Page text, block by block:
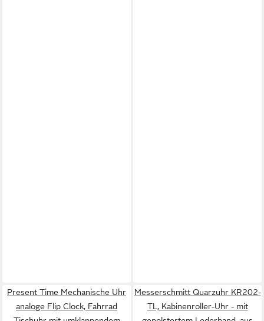
Present Time Mechanische Uhr
analoge Flip Clock, Fahrrad
Messerschmitt Quarzuhr KR202-
TL, Kabinenroller-Uhr - mit